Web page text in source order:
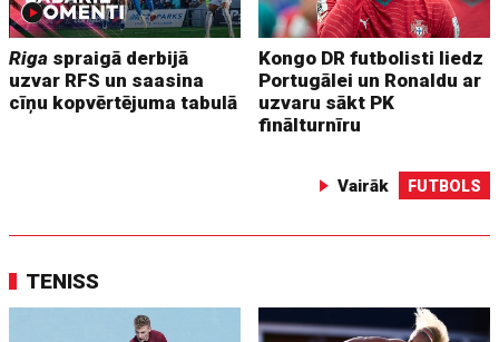
Riga spraigā derbijā
uzvar RFS un saasina
cīņu kopvērtējuma tabulā
Kongo DR futbolisti liedz
Portugālei un Ronaldu ar
uzvaru sākt PK
finālturnīru
Vairāk FUTBOLS
TENISS